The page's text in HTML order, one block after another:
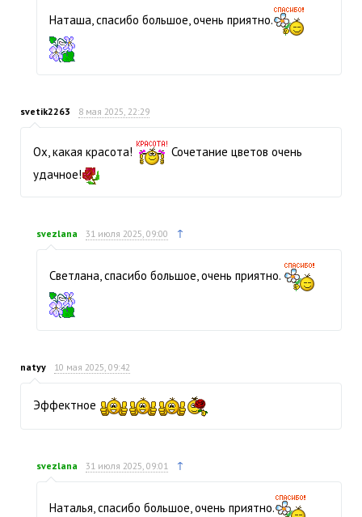
Наташа, спасибо большое, очень приятно.
svetik2263 8 мая 2025, 22:29
Ох, какая красота!
Сочетание цветов очень
удачное!
svezlana 31 июля 2025, 09:00 ↑
Светлана, спасибо большое, очень приятно.
natyy 10 мая 2025, 09:42
Эффектное
svezlana 31 июля 2025, 09:01 ↑
Наталья, спасибо большое, очень приятно.